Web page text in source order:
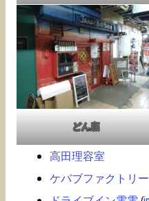
どん底
高田理容室
ケバブファクトリー